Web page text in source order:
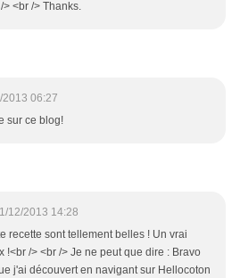
<br /> Thanks.
2013 06:27
sur ce blog!
12/2013 14:28
recette sont tellement belles ! Un vrai
!<br /> <br /> Je ne peut que dire : Bravo
j'ai découvert en navigant sur Hellocoton